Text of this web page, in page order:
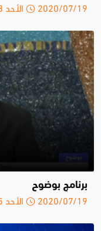
2020/07/19 الأحد 23:08 م
برنامج بوضوح
2020/07/19 الأحد 23:05 م